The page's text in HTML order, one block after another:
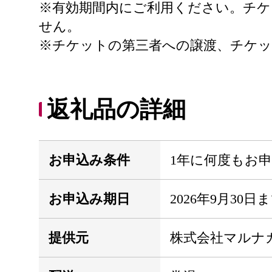
※有効期間内にご利用ください。チ
せん。
※チケットの第三者への譲渡、チケ
返礼品の詳細
お申込み条件 1年に何度もお
お申込み期日 2026年9月30日
提供元 株式会社マル